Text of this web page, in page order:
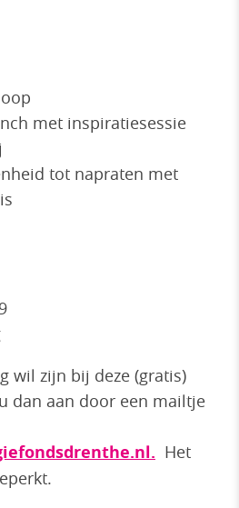
met inspiratiesessie
tot napraten met
wil zijn bij deze (gratis)
dan aan door een mailtje
Het